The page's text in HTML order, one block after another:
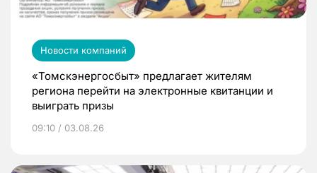
Новости компаний
«Томскэнергосбыт» предлагает жителям
региона перейти на электронные квитанции и
выиграть призы
09:10 / 03.08.26